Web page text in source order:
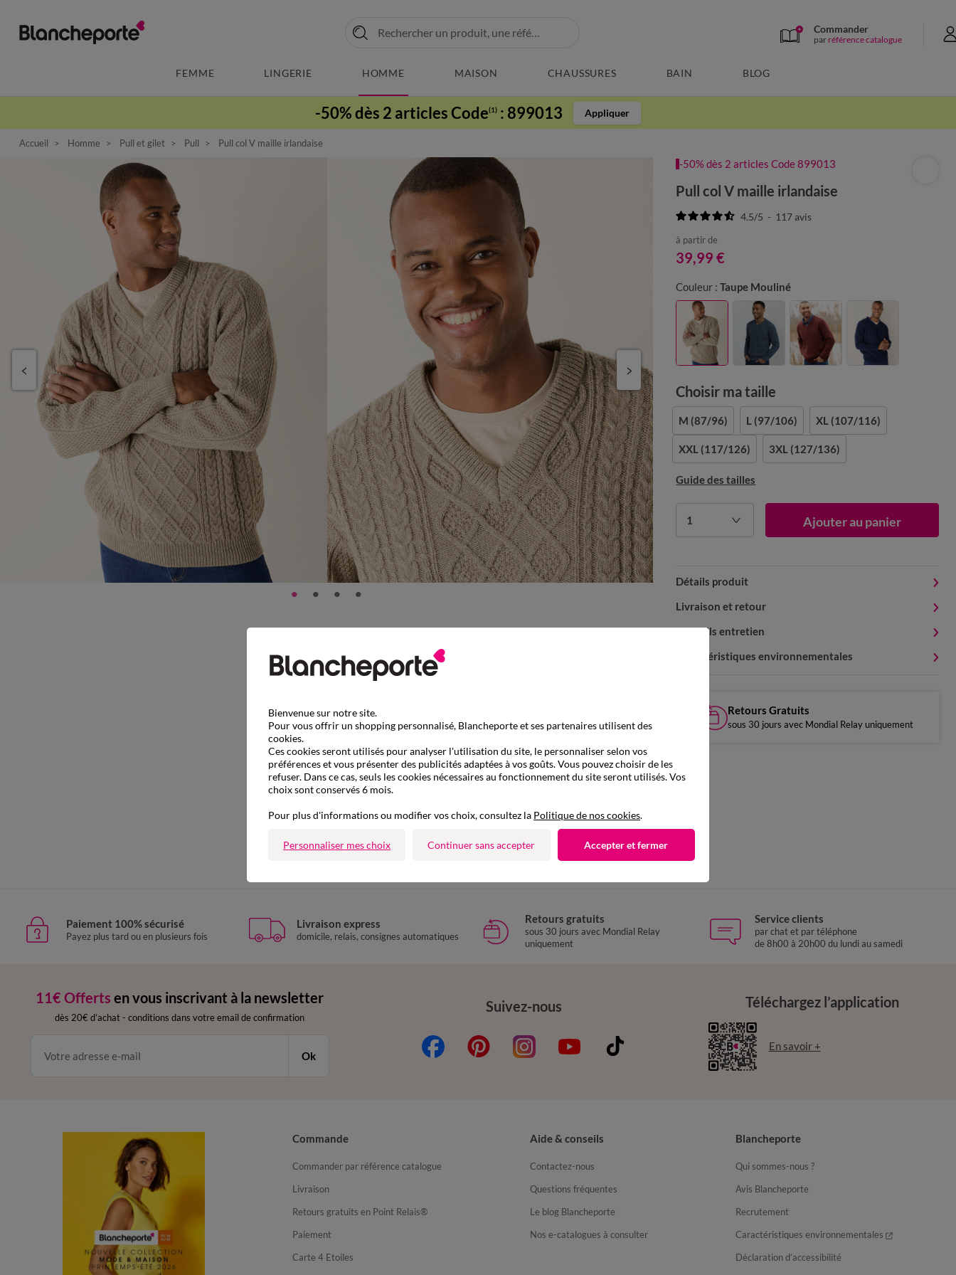
Commander
par référence catalogue
FEMME LINGERIE HOMME MAISON CHAUSSURES BAIN BLOG
-50% dès 2 articles Code(1) : 899013 Appliquer
Accueil Homme Pull et gilet Pull Pull col V maille irlandaise
-50% dès 2 articles Code 899013
Pull col V maille irlandaise
4.5/5 - 117avis
à partir de
39,99 €
Couleur : Taupe Mouliné
Choisir ma taille
M (87/96) L (97/106) XL (107/116)
XXL (117/126) 3XL (127/136)
Guide des tailles
1 Ajouter au panier
Détails produit
Livraison et retour
Conseils entretien
Caractéristiques environnementales
Retours Gratuits
sous 30 jours avec Mondial Relay uniquement
D'autres idées de Pull
Pull
Paiement 100% sécurisé
Payez plus tard ou en plusieurs fois
Livraison express
domicile, relais, consignes automatiques
Retours gratuits
sous 30 jours avec Mondial Relay
uniquement
Service clients
par chat et par téléphone
de 8h00 à 20h00 du lundi au samedi
11€ Offerts en vous inscrivant à la newsletter
dès 20€ d’achat - conditions dans votre email de confirmation
Ok
Suivez-nous Téléchargez l’application
En savoir +
Commande
Commander par référence catalogue
Livraison
Retours gratuits en Point Relais®
Paiement
Carte 4 Etoiles
Aide & conseils
Contactez-nous
Questions fréquentes
Le blog Blancheporte
Nos e-catalogues à consulter
Blancheporte
Qui sommes-nous ?
Avis Blancheporte
Recrutement
Caractéristiques environnementales
Déclaration d’accessibilité
Bienvenue sur notre site.
Pour vous offrir un shopping personnalisé, Blancheporte et ses partenaires utilisent des
cookies.
Ces cookies seront utilisés pour analyser l'utilisation du site, le personnaliser selon vos
préférences et vous présenter des publicités adaptées à vos goûts. Vous pouvez choisir de les
refuser. Dans ce cas, seuls les cookies nécessaires au fonctionnement du site seront utilisés. Vos
choix sont conservés 6 mois.
Pour plus d'informations ou modifier vos choix, consultez la Politique de nos cookies.
Personnaliser mes choix Continuer sans accepter Accepter et fermer